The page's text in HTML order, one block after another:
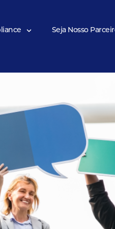
Seja Nosso